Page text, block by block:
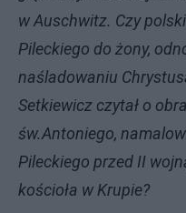
w Auschwitz. Czy
Pileckiego do żony,
naśladowaniu
Setkiewicz czytał o
św.Antoniego,
Pileckiego przed II
kościoła w Krupie?